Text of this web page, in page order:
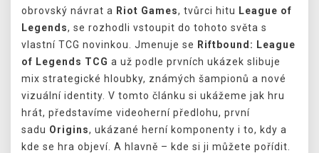
obrovský návrat a Riot Games, tvůrci hitu League of
Legends, se rozhodli vstoupit do tohoto světa s
vlastní TCG novinkou. Jmenuje se Riftbound: League
of Legends TCG a už podle prvních ukázek slibuje
mix strategické hloubky, známých šampionů a nové
vizuální identity. V tomto článku si ukážeme jak hru
hrát, představíme videoherní předlohu, první
sadu Origins, ukázané herní komponenty i to, kdy a
kde se hra objeví. A hlavně – kde si ji můžete pořídit.